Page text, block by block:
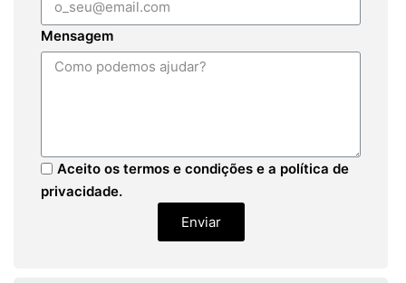
Mensagem
Aceito os termos e condições e a política de
privacidade.
Enviar